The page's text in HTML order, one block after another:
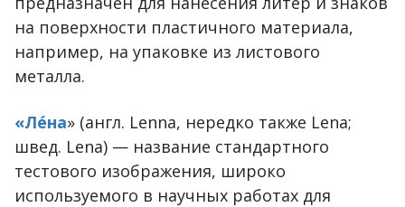
на поверхности пластичного материала,
например, на упаковке из листового
металла.
«Ле́на» (англ. Lenna, нередко также Lena;
швед. Lena) — название стандартного
тестового изображения, широко
используемого в научных работах для